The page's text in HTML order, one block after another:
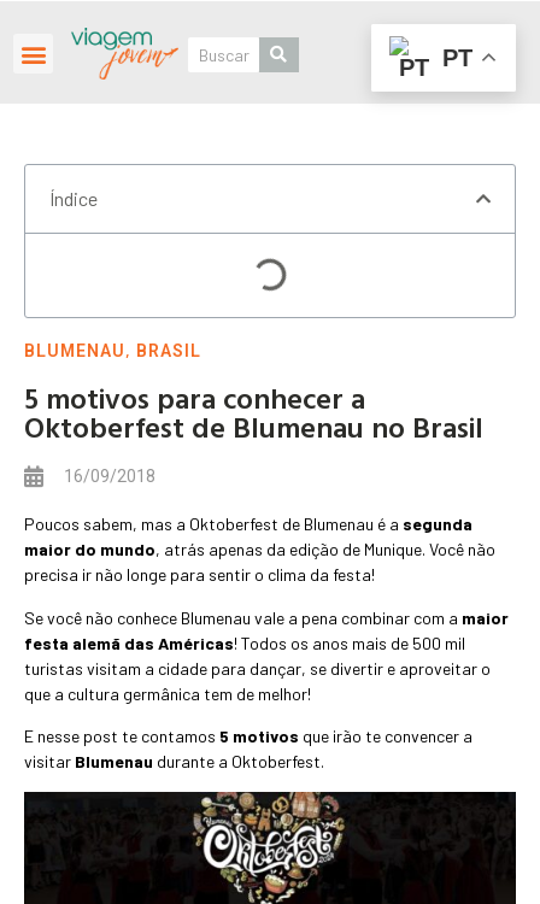
Índice
BLUMENAU, BRASIL
5 motivos para conhecer a
Oktoberfest de Blumenau no Brasil
16/09/2018
Poucos sabem, mas a Oktoberfest de Blumenau é a segunda
maior do mundo, atrás apenas da edição de Munique. Você não
precisa ir não longe para sentir o clima da festa!
Se você não conhece Blumenau vale a pena combinar com a maior
festa alemã das Américas! Todos os anos mais de 500 mil
turistas visitam a cidade para dançar, se divertir e aproveitar o
que a cultura germânica tem de melhor!
E nesse post te contamos 5 motivos que irão te convencer a
visitar Blumenau durante a Oktoberfest.
PT